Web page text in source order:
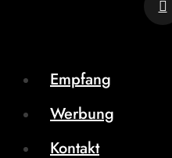
Empfang
Werbung
Kontakt